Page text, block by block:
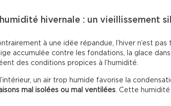
hivernale : un vieillissement
à une idée répandue, l’hiver n’est
accumulée contre les fondations, la glace
des conditions propices à l’humidité.
un air trop humide favorise la
mal isolées ou mal ventilées. Cette